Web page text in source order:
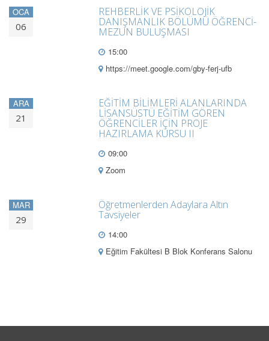
OCA
06
REHBERLİK VE PSİKOLOJİK
DANIŞMANLIK BÖLÜMÜ ÖĞRENCİ-
MEZUN BULUŞMASI
15:00
https://meet.google.com/gby-ferj-ufb
ARA
21
EĞİTİM BİLİMLERİ ALANLARINDA
LİSANSÜSTÜ EĞİTİM GÖREN
ÖĞRENCİLER İÇİN PROJE
HAZIRLAMA KURSU II
09:00
Zoom
MAR
29
Öğretmenlerden Adaylara Altın
Tavsiyeler
14:00
Eğitim Fakültesi B Blok Konferans Salonu